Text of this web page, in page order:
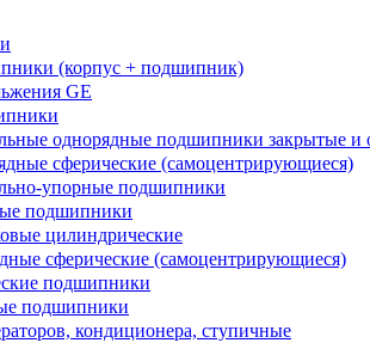
(корпус + подшипник)
GE
однорядные подшипники закрытые и
сферические (самоцентрирующиеся)
упорные подшипники
подшипники
цилиндрические
сферические (самоцентрирующиеся)
подшипники
подшипники
кондиционера, ступичные